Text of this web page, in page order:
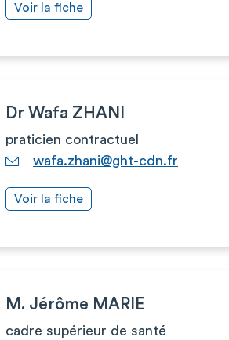
Voir la fiche
Dr Wafa ZHANI
praticien contractuel
wafa.zhani@ght-cdn.fr
Voir la fiche
M. Jérôme MARIE
cadre supérieur de santé